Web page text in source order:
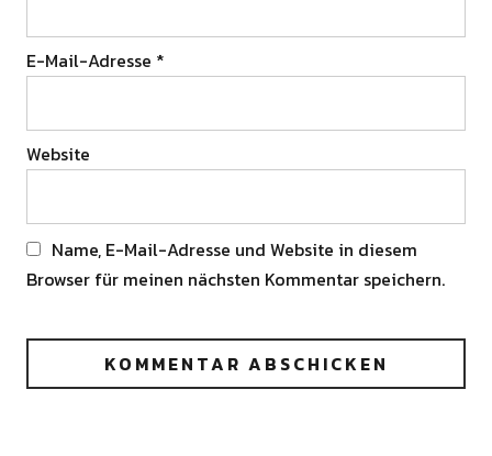
E-Mail-Adresse *
Website
Name, E-Mail-Adresse und Website in diesem
Browser für meinen nächsten Kommentar speichern.